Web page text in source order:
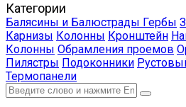
Категории
Балясины и Балюстрады Гербы
Карнизы Колонны Кронштейн
Колонны Обрамления проемов
Пилястры Подоконники
Термопанели